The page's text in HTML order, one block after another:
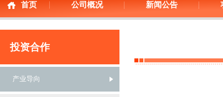
首页 公司概况 新闻公告
投资合作
产业导向